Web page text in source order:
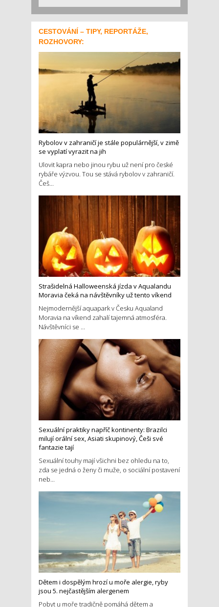
CESTOVÁNÍ – TIPY, REPORTÁŽE,
ROZHOVORY:
Rybolov v zahraničí je stále populárnější, v zimě
se vyplatí vyrazit na jih
Ulovit kapra nebo jinou rybu už není pro české
rybáře výzvou. Tou se stává rybolov v zahraničí.
Češ...
Strašidelná Halloweenská jízda v Aqualandu
Moravia čeká na návštěvníky už tento víkend
Nejmodernější aquapark v Česku Aqualand
Moravia na víkend zahalí tajemná atmosféra.
Návštěvníci se ...
Sexuální praktiky napříč kontinenty: Brazilci
milují orální sex, Asiati skupinový, Češi své
fantazie tají
Sexuální touhy mají všichni bez ohledu na to,
zda se jedná o ženy či muže, o sociální postavení
neb...
Dětem i dospělým hrozí u moře alergie, ryby
jsou 5. nejčastějším alergenem
Pobyt u moře tradičně pomáhá dětem a